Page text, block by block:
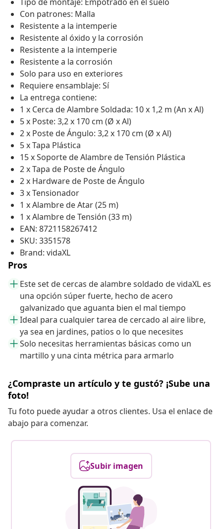
Con patrones: Malla
Resistente a la intemperie
Resistente al óxido y la corrosión
Resistente a la intemperie
Resistente a la corrosión
Solo para uso en exteriores
Requiere ensamblaje: Sí
La entrega contiene:
1 x Cerca de Alambre Soldada: 10 x 1,2 m (An x Al)
5 x Poste: 3,2 x 170 cm (Ø x Al)
2 x Poste de Ángulo: 3,2 x 170 cm (Ø x Al)
5 x Tapa Plástica
15 x Soporte de Alambre de Tensión Plástica
2 x Tapa de Poste de Ángulo
2 x Hardware de Poste de Ángulo
3 x Tensionador
1 x Alambre de Atar (25 m)
1 x Alambre de Tensión (33 m)
EAN: 8721158267412
SKU: 3351578
Brand: vidaXL
Pros
Este set de cercas de alambre soldado de vidaXL es
una opción súper fuerte, hecho de acero
galvanizado que aguanta bien el mal tiempo
Ideal para cualquier tarea de cercado al aire libre,
ya sea en jardines, patios o lo que necesites
Solo necesitas herramientas básicas como un
martillo y una cinta métrica para armarlo
¿Compraste un artículo y te gustó? ¡Sube una
foto!
Tu foto puede ayudar a otros clientes. Usa el enlace de
abajo para comenzar.
Subir imagen